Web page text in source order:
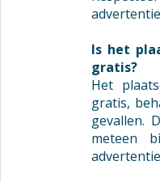
Is het
gratis?
Het
gratis,
gevallen.
meteen